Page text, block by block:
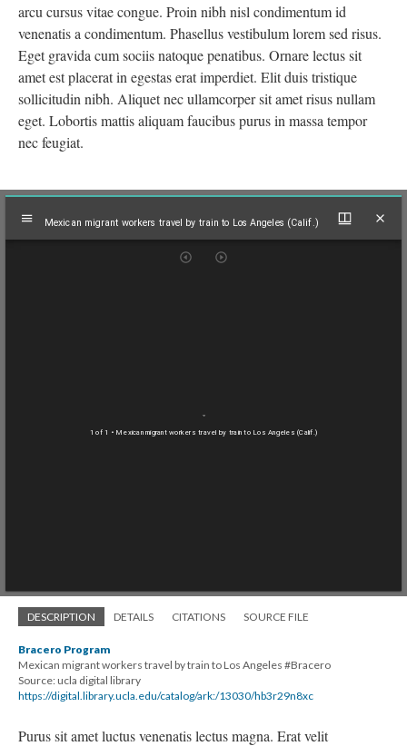
arcu cursus vitae congue. Proin nibh nisl condimentum id
venenatis a condimentum. Phasellus vestibulum lorem sed risus.
Eget gravida cum sociis natoque penatibus. Ornare lectus sit
amet est placerat in egestas erat imperdiet. Elit duis tristique
sollicitudin nibh. Aliquet nec ullamcorper sit amet risus nullam
eget. Lobortis mattis aliquam faucibus purus in massa tempor
nec feugiat.
Mirador
Mexican migrant workers travel by train to Los Angeles (Calif.)
1 of 1 • Mexican migrant workers travel by train to Los Angeles (Calif.)
Mexican migrant workers travel by train to Los Angeles (Calif.)
DESCRIPTION DETAILS CITATIONS SOURCE FILE
Bracero Program
Mexican migrant workers travel by train to Los Angeles #Bracero
Source: ucla digital library
https://digital.library.ucla.edu/catalog/ark:/13030/hb3r29n8xc
Purus sit amet luctus venenatis lectus magna. Erat velit